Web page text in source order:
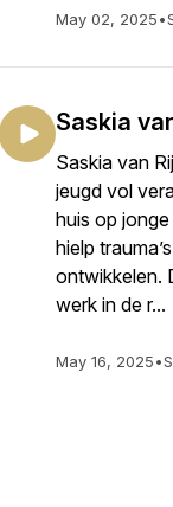
May 02, 2025•
Saskia
Saskia van
jeugd vol
huis op
hielp
ontwikkelen.
werk in de r...
May 16, 2025•